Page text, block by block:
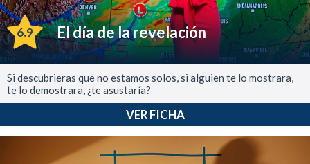
6.9 El día de la revelación
Si descubrieras que no estamos solos, si alguien te lo mostrara,
te lo demostrara, ¿te asustaría?
VER FICHA